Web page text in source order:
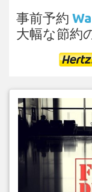
事前予約
大幅な節約